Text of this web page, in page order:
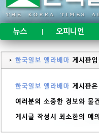
뉴스 오피니언